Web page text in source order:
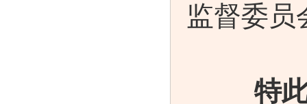
监督委员
特